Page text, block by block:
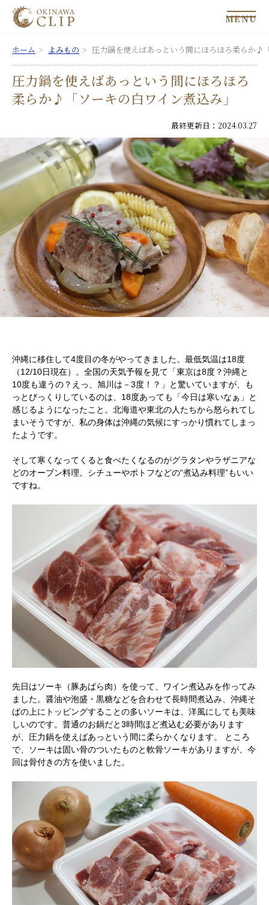
MENU
ホーム よみもの 圧力鍋を使えばあっという間にほろほろ柔らか♪
圧力鍋を使えばあっという間にほろほろ
柔らか♪「ソーキの白ワイン煮込み」
最終更新日：2024.03.27
沖縄に移住して4度目の冬がやってきました。最低気温は18度
（12/10日現在）。全国の天気予報を見て「東京は8度？沖縄と
10度も違うの？えっ、旭川は－3度！？」と驚いていますが、も
っとびっくりしているのは、18度あっても「今日は寒いなぁ」と
感じるようになったこと。北海道や東北の人たちから怒られてし
まいそうですが、私の身体は沖縄の気候にすっかり慣れてしまっ
たようです。
そして寒くなってくると食べたくなるのがグラタンやラザニアな
どのオーブン料理。シチューやポトフなどの“煮込み料理”もいい
ですね。
先日はソーキ（豚あばら肉）を使って、ワイン煮込みを作ってみ
ました。醤油や泡盛・黒糖などを合わせて長時間煮込み、沖縄そ
ばの上にトッピングすることの多いソーキは、洋風にしても美味
しいのです。普通のお鍋だと3時間ほど煮込む必要があります
が、圧力鍋を使えばあっという間に柔らかくなります。 ところ
で、ソーキは固い骨のついたものと軟骨ソーキがありますが、今
回は骨付きの方を使いました。